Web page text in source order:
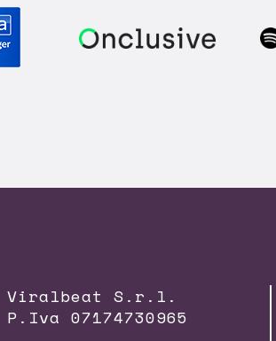
Viralbeat S.r.l.
P.Iva 07174730965